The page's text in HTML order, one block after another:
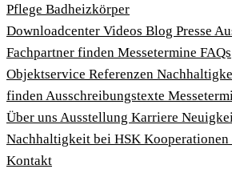
Pflege Badheizkörper
Download­center Videos Blog Presse
Fachpartner finden Messetermine FAQs
Objektservice Referenzen
findenAusschreibungstexte
Über uns Ausstellung Karriere
Nachhaltigkeit bei HSK Kooperationen
Kontakt